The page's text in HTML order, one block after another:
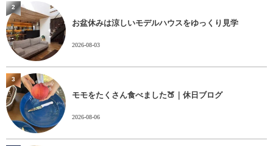
お盆休みは涼しいモデルハウスをゆっくり見学
2026-08-03
2
モモをたくさん食べました🍑｜休日ブログ
2026-08-06
3